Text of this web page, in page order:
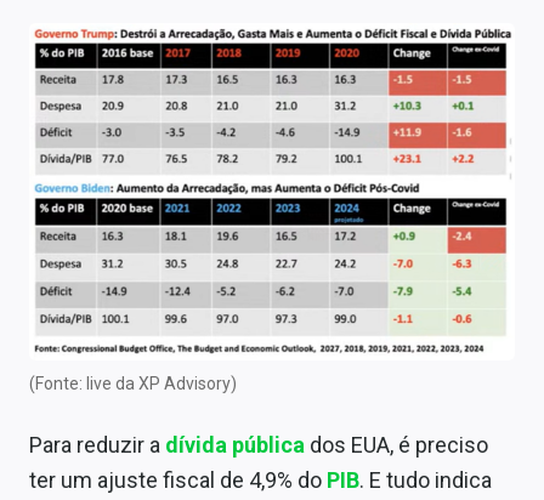
(Fonte: live da XP Advisory)
Para reduzir a dívida pública dos EUA, é preciso
ter um ajuste fiscal de 4,9% do PIB. E tudo indica